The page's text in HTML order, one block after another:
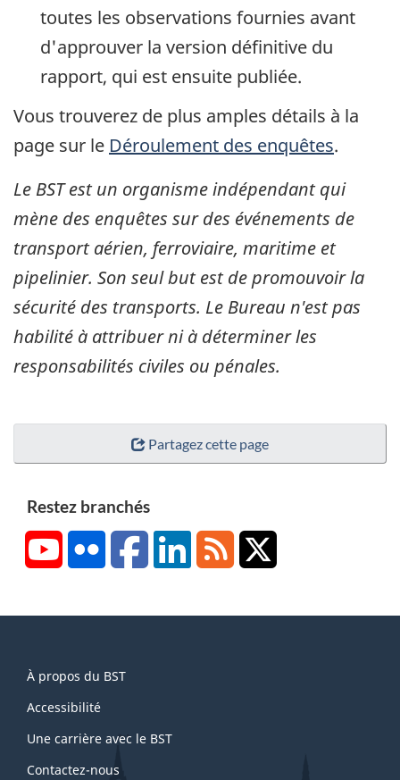
toutes les observations fournies avant
d'approuver la version définitive du
rapport, qui est ensuite publiée.
Vous trouverez de plus amples détails à la
page sur le Déroulement des enquêtes.
Le BST est un organisme indépendant qui
mène des enquêtes sur des événements de
transport aérien, ferroviaire, maritime et
pipelinier. Son seul but est de promouvoir la
sécurité des transports. Le Bureau n'est pas
habilité à attribuer ni à déterminer les
responsabilités civiles ou pénales.
Partagez cette page
Restez branchés
YouTubeFlickr FacebookLinkedInRSS
this
site
À propos du BST
Accessibilité
Une carrière avec le BST
Contactez-nous